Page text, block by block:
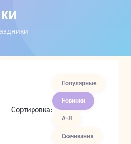
Сортировка:
Популярные
Новинки
А–Я
Скачивания